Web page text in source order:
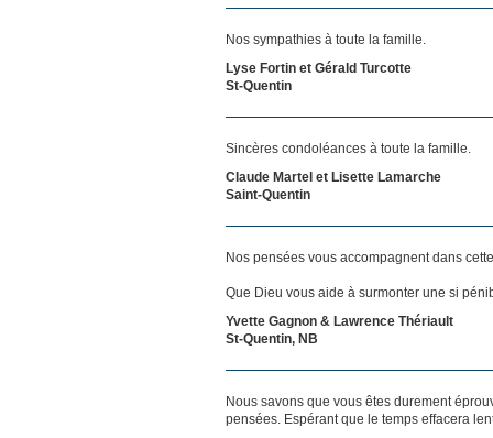
Nos sympathies à toute la famille.
Lyse Fortin et Gérald Turcotte
St-Quentin
Sincères condoléances à toute la famille.
Claude Martel et Lisette Lamarche
Saint-Quentin
Nos pensées vous accompagnent dans
Que Dieu vous aide à surmonter une si
Yvette Gagnon & Lawrence Thériault
St-Quentin, NB
Nous savons que vous êtes durement
pensées. Espérant que le temps effacera